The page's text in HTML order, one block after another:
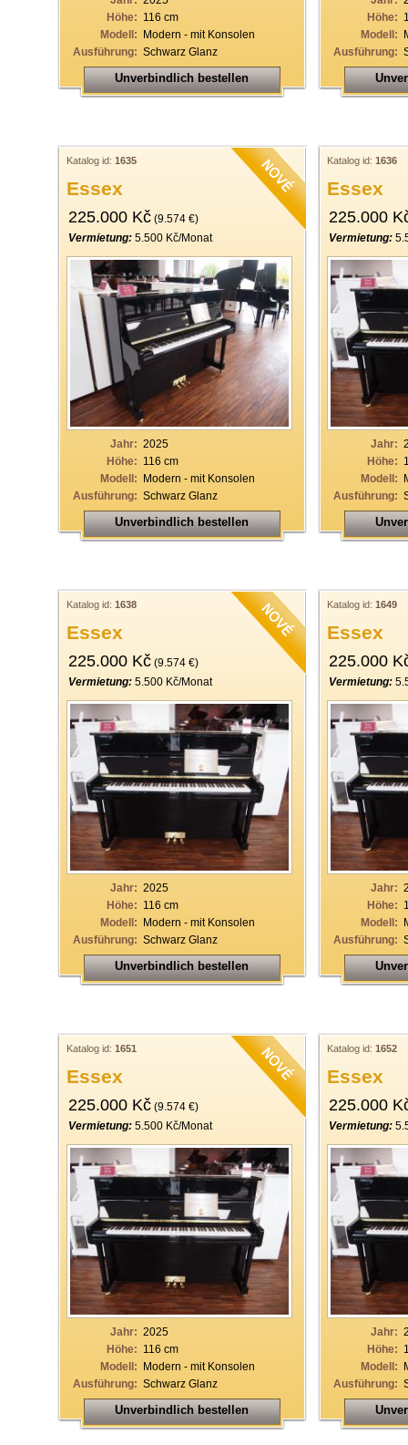
Höhe: 116 cm
Modell: Modern - mit Konsolen
Ausführung: Schwarz Glanz
Unverbindlich bestellen
Höhe:
Modell:
Ausführung:
Katalog id: 1635
Essex
225.000 Kč (9.574 €)
Vermietung: 5.500 Kč/Monat
Jahr: 2025
Höhe: 116 cm
Modell: Modern - mit Konsolen
Ausführung: Schwarz Glanz
Unverbindlich bestellen
Katalog id: 1636
Essex
225.000
Vermietung:
Jahr:
Höhe:
Modell:
Ausführung:
Katalog id: 1638
Essex
225.000 Kč (9.574 €)
Vermietung: 5.500 Kč/Monat
Jahr: 2025
Höhe: 116 cm
Modell: Modern - mit Konsolen
Ausführung: Schwarz Glanz
Unverbindlich bestellen
Katalog id: 1649
Essex
225.000
Vermietung:
Jahr:
Höhe:
Modell:
Ausführung:
Katalog id: 1651
Essex
225.000 Kč (9.574 €)
Vermietung: 5.500 Kč/Monat
Jahr: 2025
Höhe: 116 cm
Modell: Modern - mit Konsolen
Ausführung: Schwarz Glanz
Unverbindlich bestellen
Katalog id: 1652
Essex
225.000
Vermietung:
Jahr:
Höhe:
Modell:
Ausführung: